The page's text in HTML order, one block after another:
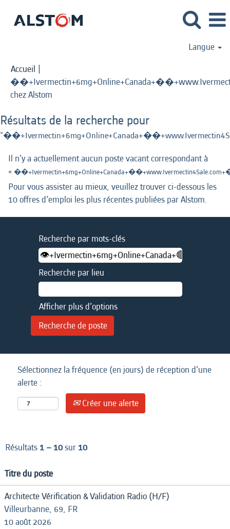
Langue
Accueil |
chez Alstom
Résultats de la recherche pour
Il n’y a actuellement aucun poste vacant correspondant à
«
Pour vous assister au mieux, veuillez trouver ci-dessous les
10 offres d’emploi les plus récentes publiées par Alstom.
Recherche par mots-clés
Recherche par lieu
Afficher plus d’options
Sélectionnez la fréquence (en jours) de réception d’une
alerte :
Créer une alerte
Résultats1 – 10sur10
Titre du poste
Architecte Vérification & Validation Radio (H/F)
Villeurbanne, 69, FR
10 août 2026